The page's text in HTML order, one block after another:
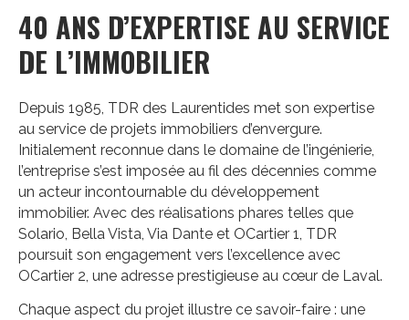
40 ANS D’EXPERTISE AU SERVICE
DE L’IMMOBILIER
Depuis 1985, TDR des Laurentides met son expertise
au service de projets immobiliers d’envergure.
Initialement reconnue dans le domaine de l’ingénierie,
l’entreprise s’est imposée au fil des décennies comme
un acteur incontournable du développement
immobilier. Avec des réalisations phares telles que
Solario, Bella Vista, Via Dante et OCartier 1, TDR
poursuit son engagement vers l’excellence avec
OCartier 2, une adresse prestigieuse au cœur de Laval.
Chaque aspect du projet illustre ce savoir-faire : une